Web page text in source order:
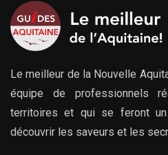
Le meilleur de la Nouvelle
équipe de professionnels
territoires et qui se feront
découvrir les saveurs et les